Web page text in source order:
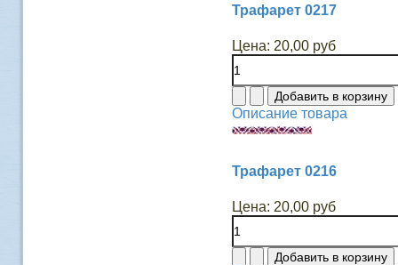
Трафарет 0217
Цена: 20,00 руб
Описание товара
Трафарет 0216
Цена: 20,00 руб